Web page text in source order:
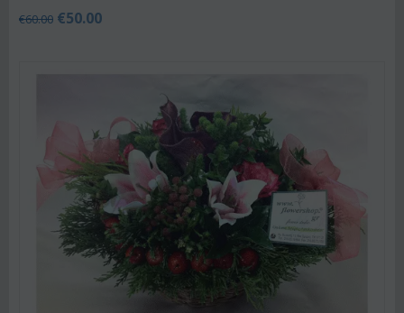
€60.00 €50.00